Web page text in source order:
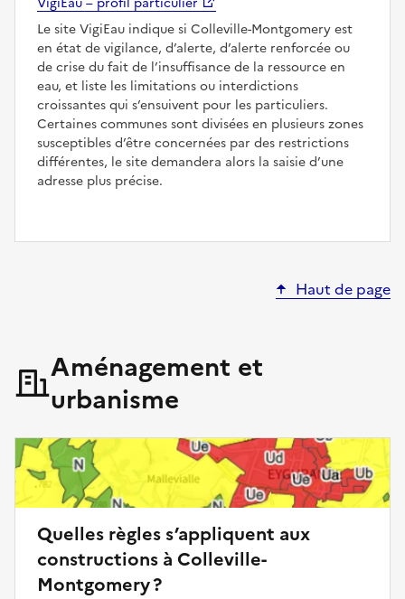
Le site VigiEau indique si Colleville-Montgomery est
en état de vigilance, d’alerte, d’alerte renforcée ou
de crise du fait de l’insuffisance de la ressource en
eau, et liste les limitations ou interdictions
croissantes qui s’ensuivent pour les particuliers.
Certaines communes sont divisées en plusieurs zones
susceptibles d’être concernées par des restrictions
différentes, le site demandera alors la saisie d’une
adresse plus précise.
Haut de page
Aménagement et
urbanisme
Quelles règles s’appliquent aux
constructions à Colleville-
Montgomery ?